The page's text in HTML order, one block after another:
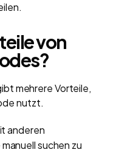
von
mehrere Vorteile,
nutzt.
anderen
suchen zu